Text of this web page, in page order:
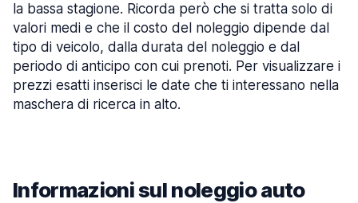
la bassa stagione. Ricorda però che si tratta solo di
valori medi e che il costo del noleggio dipende dal
tipo di veicolo, dalla durata del noleggio e dal
periodo di anticipo con cui prenoti. Per visualizzare i
prezzi esatti inserisci le date che ti interessano nella
maschera di ricerca in alto.
Informazioni sul noleggio auto